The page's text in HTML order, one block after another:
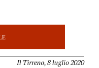
Il Tirreno, 8 luglio 2020